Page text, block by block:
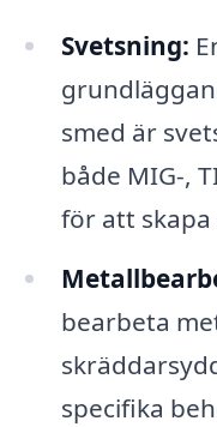
Svetsning:
smed är
både MIG-,
för att skapa
bearbeta
specifika